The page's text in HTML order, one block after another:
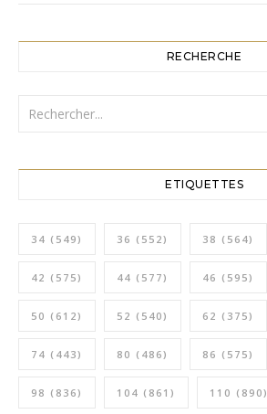
RECHERCHE
ETIQUETTES
34 (549) 36 (552) 38 (564)
42 (575) 44 (577) 46 (595)
50 (612) 52 (540) 62 (375)
74 (443) 80 (486) 86 (575)
98 (836) 104 (861) 110 (890)